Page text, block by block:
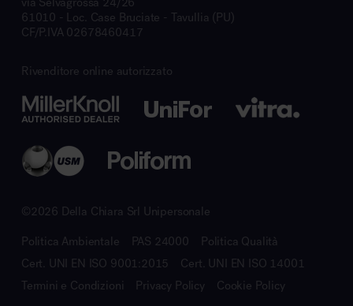
61010 - Loc. Case Bruciate - Tavullia (PU)
CF/P.IVA 02678460417
Rivenditore online autorizzato
©2026 Della Chiara Srl Unipersonale
Politica Ambientale PAS 24000
Politica Qualità
Cert. UNI EN ISO 9001:2015
Cert. UNI EN ISO 14001
Termini e Condizioni
Privacy Policy Cookie Policy